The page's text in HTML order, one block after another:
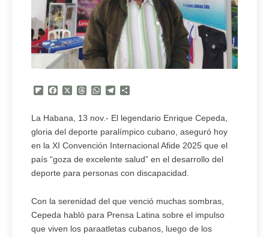
Flipboard
FacebookThreadsWhatsApp
Telegram
La Habana, 13 nov.- El legendario Enrique Cepeda,
gloria del deporte paralímpico cubano, aseguró hoy
en la XI Convención Internacional Afide 2025 que el
país “goza de excelente salud” en el desarrollo del
deporte para personas con discapacidad.
Con la serenidad del que venció muchas sombras,
Cepeda habló para Prensa Latina sobre el impulso
que viven los paraatletas cubanos, luego de los